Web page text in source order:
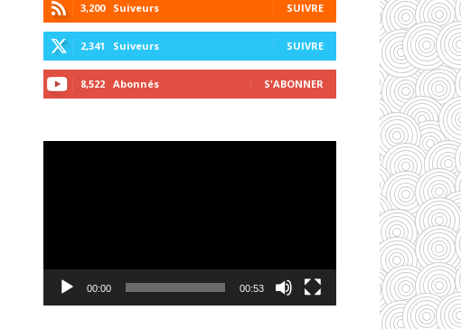
3,200 Suiveurs SUIVRE
2,341 Suiveurs SUIVRE
8,522 Abonnés S'ABONNER
00:00 00:53